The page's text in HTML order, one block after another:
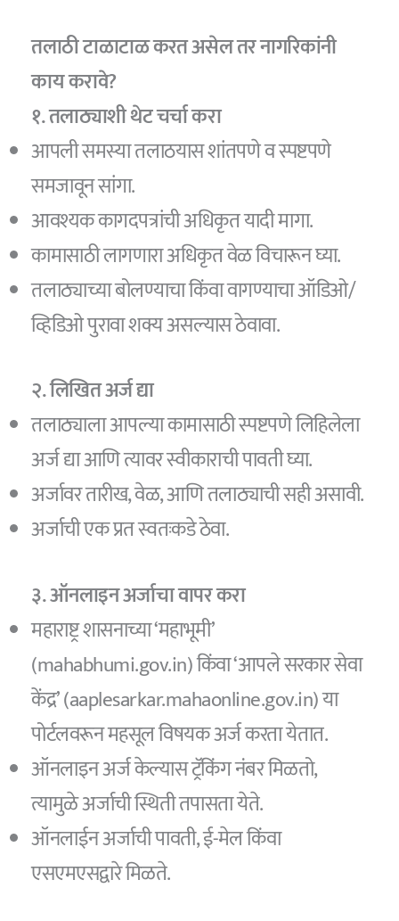
तलाठी टाळाटाळ करत असेल तर नागरिकांनी
काय करावे?
१. तलाठ्याशी थेट चर्चा करा
आपली समस्या तलाठयास शांतपणे व स्पष्टपणे
समजावून सांगा.
आवश्यक कागदपत्रांची अधिकृत यादी मागा.
कामासाठी लागणारा अधिकृत वेळ विचारून घ्या.
तलाठ्याच्या बोलण्याचा किंवा वागण्याचा ऑडिओ/
व्हिडिओ पुरावा शक्य असल्यास ठेवावा.
२. लिखित अर्ज द्या
तलाठ्याला आपल्या कामासाठी स्पष्टपणे लिहिलेला
अर्ज द्या आणि त्यावर स्वीकाराची पावती घ्या.
अर्जावर तारीख, वेळ, आणि तलाठ्याची सही असावी.
अर्जाची एक प्रत स्वतःकडे ठेवा.
३. ऑनलाइन अर्जाचा वापर करा
महाराष्ट्र शासनाच्या ‘महाभूमी’
(mahabhumi.gov.in) किंवा ‘आपले सरकार सेवा
केंद्र’ (aaplesarkar.mahaonline.gov.in) या
पोर्टलवरून महसूल विषयक अर्ज करता येतात.
ऑनलाइन अर्ज केल्यास ट्रॅकिंग नंबर मिळतो,
त्यामुळे अर्जाची स्थिती तपासता येते.
ऑनलाईन अर्जाची पावती, ई-मेल किंवा
एसएमएसद्वारे मिळते.